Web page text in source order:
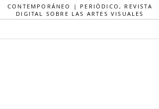
CONTEMPORÁNEO | PERIÓDICO, REVISTA
DIGITAL SOBRE LAS ARTES VISUALES